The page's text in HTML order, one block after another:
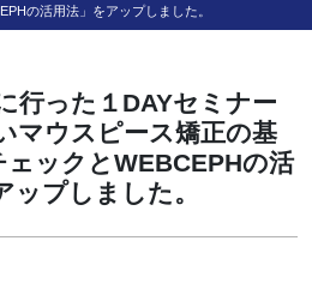
の活用法」をアップしました。
行った１DAYセミナー
マウスピース矯正の基
ックとWEBCEPHの活
ップしました。